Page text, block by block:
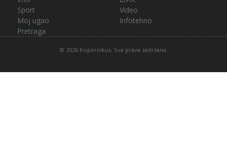
Sport
Video
Moj ugao
Infotehno
Pretraga
© 2026 Kopernikus. Sva prava zadržana.